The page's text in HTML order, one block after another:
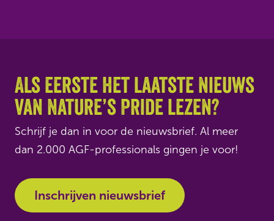
Als eerste het laatste nieuws
van Nature’s Pride lezen?
Schrijf je dan in voor de nieuwsbrief. Al meer
dan 2.000 AGF-professionals gingen je voor!
Inschrijven nieuwsbrief